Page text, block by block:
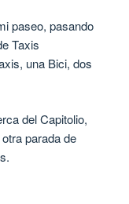
paseo, pasando
Taxis
una Bici, dos
del Capitolio,
parada de